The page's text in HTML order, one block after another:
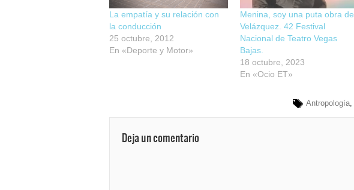
La empatía y su relación con
la conducción
25 octubre, 2012
En «Deporte y Motor»
Menina, soy una puta obra de
Velázquez. 42 Festival
Nacional de Teatro Vegas
Bajas.
18 octubre, 2023
En «Ocio ET»
Antropología
Deja un comentario